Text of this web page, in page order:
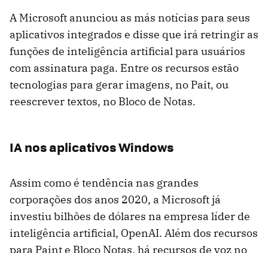
A Microsoft anunciou as más notícias para seus
aplicativos integrados e disse que irá retringir as
funções de inteligência artificial para usuários
com assinatura paga. Entre os recursos estão
tecnologias para gerar imagens, no Pait, ou
reescrever textos, no Bloco de Notas.
IA nos aplicativos Windows
Assim como é tendência nas grandes
corporações dos anos 2020, a Microsoft já
investiu bilhões de dólares na empresa líder de
inteligência artificial, OpenAI. Além dos recursos
para Paint e Bloco Notas, há recursos de voz no